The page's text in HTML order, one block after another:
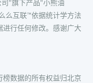
"旗下产品"小熊油
么互联™依据统计学方法
行任何修改。感谢广大
数据的所有权益归北京